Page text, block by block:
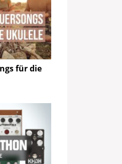
für die